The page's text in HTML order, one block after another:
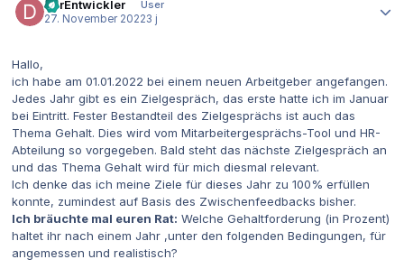
DerEntwickler
User
27. November 20223 j
Hallo,
ich habe am 01.01.2022 bei einem neuen Arbeitgeber angefangen.
Jedes Jahr gibt es ein Zielgespräch, das erste hatte ich im Januar
bei Eintritt. Fester Bestandteil des Zielgesprächs ist auch das
Thema Gehalt. Dies wird vom Mitarbeitergesprächs-Tool und HR-
Abteilung so vorgegeben. Bald steht das nächste Zielgespräch an
und das Thema Gehalt wird für mich diesmal relevant.
Ich denke das ich meine Ziele für dieses Jahr zu 100% erfüllen
konnte, zumindest auf Basis des Zwischenfeedbacks bisher.
Ich bräuchte mal euren Rat: Welche Gehaltforderung (in Prozent)
haltet ihr nach einem Jahr ,unter den folgenden Bedingungen, für
angemessen und realistisch?